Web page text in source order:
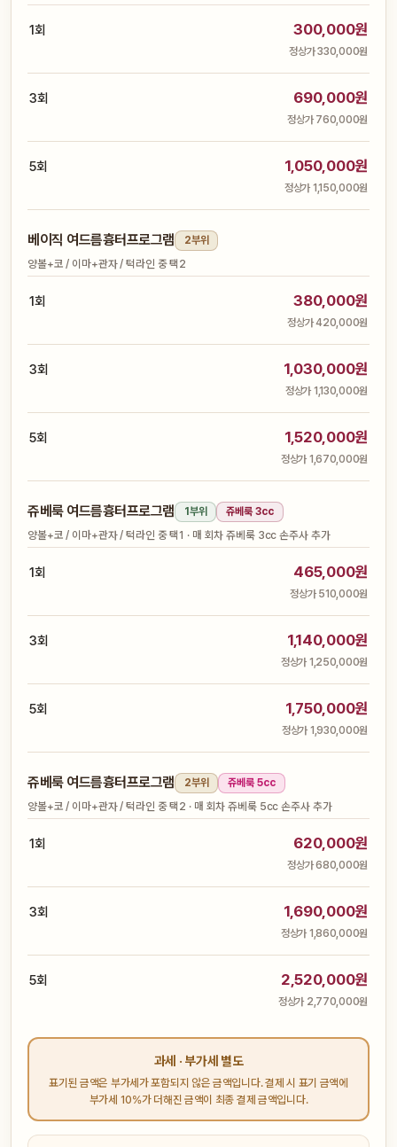
1회 300,000원
정상가 330,000원
3회 690,000원
정상가 760,000원
5회 1,050,000원
정상가 1,150,000원
베이직 여드름흉터프로그램 2부위
양볼+코 / 이마+관자 / 턱라인 중 택2
1회 380,000원
정상가 420,000원
3회 1,030,000원
정상가 1,130,000원
5회 1,520,000원
정상가 1,670,000원
쥬베룩 여드름흉터프로그램 1부위 쥬베룩 3cc
양볼+코 / 이마+관자 / 턱라인 중 택1 · 매 회차 쥬베룩 3cc 손주사 추가
1회 465,000원
정상가 510,000원
3회 1,140,000원
정상가 1,250,000원
5회 1,750,000원
정상가 1,930,000원
쥬베룩 여드름흉터프로그램 2부위 쥬베룩 5cc
양볼+코 / 이마+관자 / 턱라인 중 택2 · 매 회차 쥬베룩 5cc 손주사 추가
1회 620,000원
정상가 680,000원
3회 1,690,000원
정상가 1,860,000원
5회 2,520,000원
정상가 2,770,000원
과세 · 부가세 별도
표기된 금액은 부가세가 포함되지 않은 금액입니다. 결제 시 표기 금액에
부가세 10%가 더해진 금액이 최종 결제 금액입니다.